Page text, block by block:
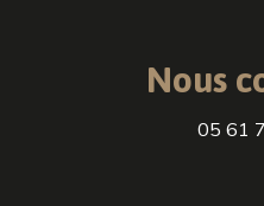
Nous
05 61